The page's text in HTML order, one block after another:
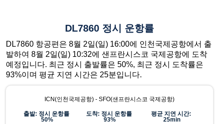
DL7860 정시 운항률
DL7860 항공편은 8월 2일(일) 16:00에 인천국제공항에서 출
발하여 8월 2일(일) 10:32에 샌프란시스코 국제공항에 도착
예정입니다. 최근 정시 출발률은 50%, 최근 정시 도착률은
93%이며 평균 지연 시간은 25분입니다.
ICN(인천국제공항) - SFO(샌프란시스코 국제공항)
출발: 정시 운항률
50%
도착: 정시 운항률
93%
평균 지연 시간:
25min